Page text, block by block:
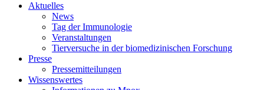
Aktuelles
News
Tag der Immunologie
Veranstaltungen
Tierversuche in der biomedizinischen Forschung
Presse
Pressemitteilungen
Wissenswertes